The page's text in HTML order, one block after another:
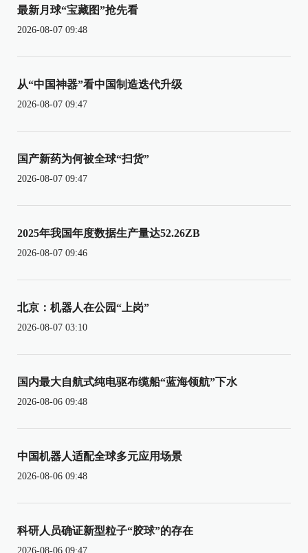
最新月球“宝藏图”抢先看
2026-08-07 09:48
从“中国神器”看中国制造迭代升级
2026-08-07 09:47
国产新药为何被全球“扫货”
2026-08-07 09:47
2025年我国年度数据生产量达52.26ZB
2026-08-07 09:46
北京：机器人在公园“上岗”
2026-08-07 03:10
国内最大自航式纯电驱布缆船“蓝海领航”下水
2026-08-06 09:48
中国机器人适配全球多元应用场景
2026-08-06 09:48
科研人员确证新型粒子“胶球”的存在
2026-08-06 09:47